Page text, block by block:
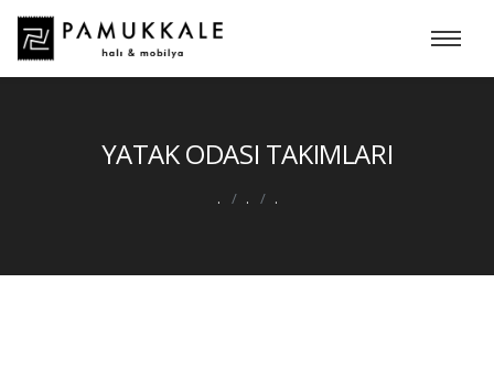
YATAK ODASI TAKIMLARI
. . .